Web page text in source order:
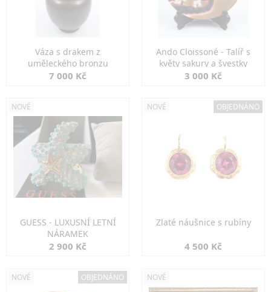
Váza s drakem z
uměleckého bronzu
7 000 Kč
Ando Cloissoné - Talíř s
květy sakury a švestky
3 000 Kč
NOVÉ
GUESS - LUXUSNÍ LETNÍ
NÁRAMEK
2 900 Kč
NOVÉ OBJEDNÁNO
Zlaté náušnice s rubíny
4 500 Kč
NOVÉ OBJEDNÁNO NOVÉ